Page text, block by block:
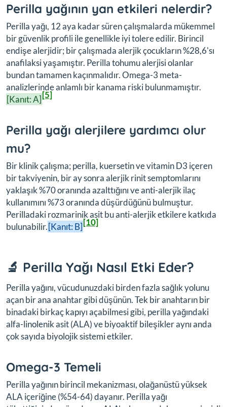
Perilla yağının yan etkileri nelerdir?
Perilla yağı, 12 aya kadar süren çalışmalarda mükemmel
bir güvenlik profili ile genellikle iyi tolere edilir. Birincil
endişe alerjidir; bir çalışmada alerjik çocukların %28,6'sı
anafilaksi yaşamıştır. Perilla tohumu alerjisi olanlar
bundan tamamen kaçınmalıdır. Omega-3 meta-
analizlerinde anlamlı bir kanama riski bulunmamıştır.
[Kanıt: A][5]
Perilla yağı alerjilere yardımcı olur
mu?
Bir klinik çalışma; perilla, kuersetin ve vitamin D3 içeren
bir takviyenin, bir ay sonra alerjik rinit semptomlarını
yaklaşık %70 oranında azalttığını ve anti-alerjik ilaç
kullanımını %73 oranında düşürdüğünü bulmuştur.
Perilladaki rozmarinik asit bu anti-alerjik etkilere katkıda
bulunabilir.[Kanıt: B][10]
🔬 Perilla Yağı Nasıl Etki Eder?
Perilla yağını, vücudunuzdaki birden fazla sağlık yolunu
açan bir ana anahtar gibi düşünün. Tek bir anahtarın bir
binadaki birkaç kapıyı açabilmesi gibi, perilla yağındaki
alfa-linolenik asit (ALA) ve biyoaktif bileşikler aynı anda
çok sayıda biyolojik sistemi etkiler.
Omega-3 Temeli
Perilla yağının birincil mekanizması, olağanüstü yüksek
ALA içeriğine (%54-64) dayanır. Perilla yağı